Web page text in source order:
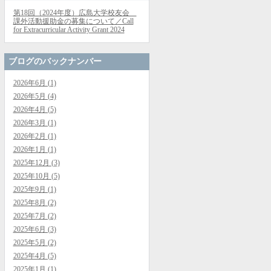
第18回（2024年度）広島大学校友会
課外活動援助金の募集について／Call
for Extracurricular Activity Grant 2024
ブログのバックナンバー
2026年6月 (1)
2026年5月 (4)
2026年4月 (5)
2026年3月 (1)
2026年2月 (1)
2026年1月 (1)
2025年12月 (3)
2025年10月 (5)
2025年9月 (1)
2025年8月 (2)
2025年7月 (2)
2025年6月 (3)
2025年5月 (2)
2025年4月 (5)
2025年1月 (1)